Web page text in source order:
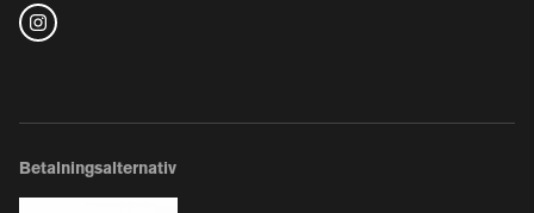
Betalningsalternativ